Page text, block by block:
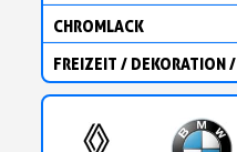
CHROMLACK
FREIZEIT / DEKORATION